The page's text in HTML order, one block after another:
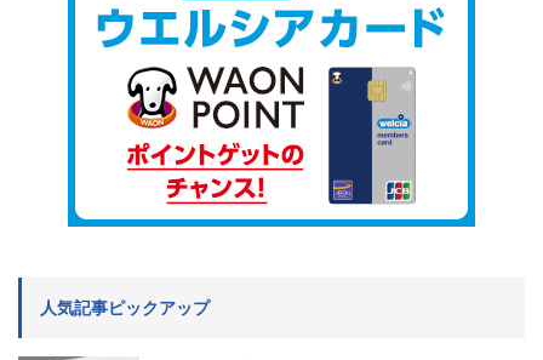
人気記事ピックアップ